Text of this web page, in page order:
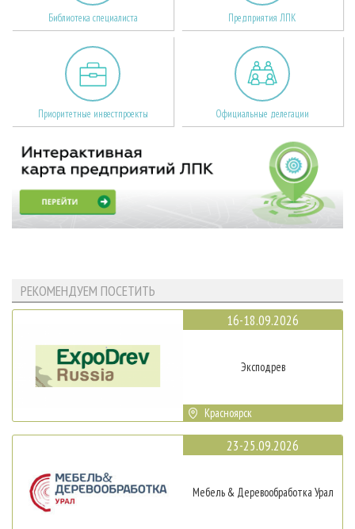
Библиотека специалиста Предприятия ЛПК
Приоритетные инвестпроекты Официальные делегации
РЕКОМЕНДУЕМ ПОСЕТИТЬ
16-18.09.2026
Эксподрев
Красноярск
23-25.09.2026
Мебель & Деревообработка Урал